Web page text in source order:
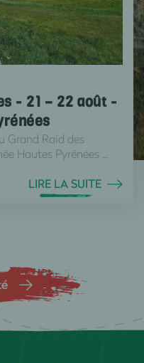
- 21 – 22 août -
Grand Raid des
Hautes Pyrénées ...
LIRE LA SUITE